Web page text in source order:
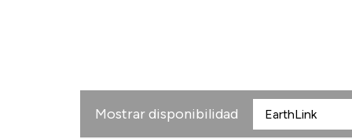
Mostrar disponibilidad